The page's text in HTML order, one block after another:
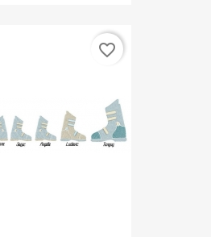
favorite_border